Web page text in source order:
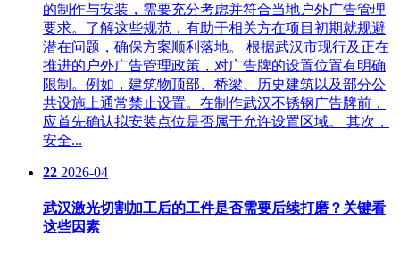
的制作与安装，需要充分考虑并符合当地户外广告管理
要求。了解这些规范，有助于相关方在项目初期就规避
潜在问题，确保方案顺利落地。 根据武汉市现行及正在
推进的户外广告管理政策，对广告牌的设置位置有明确
限制。例如，建筑物顶部、桥梁、历史建筑以及部分公
共设施上通常禁止设置。在制作武汉不锈钢广告牌前，
应首先确认拟安装点位是否属于允许设置区域。 其次，
安全...
22 2026-04
武汉激光切割加工后的工件是否需要后续打磨？关键看
这些因素